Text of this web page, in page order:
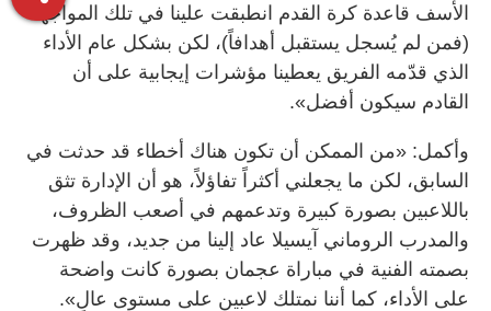
الأسف قاعدة كرة القدم انطبقت علينا في تلك المواجهة
(فمن لم يُسجل يستقبل أهدافاً)، لكن بشكل عام الأداء
الذي قدّمه الفريق يعطينا مؤشرات إيجابية على أن
القادم سيكون أفضل».
وأكمل: «من الممكن أن تكون هناك أخطاء قد حدثت في
السابق، لكن ما يجعلني أكثراً تفاؤلاً، هو أن الإدارة تثق
باللاعبين بصورة كبيرة وتدعمهم في أصعب الظروف،
والمدرب الروماني آيسيلا عاد إلينا من جديد، وقد ظهرت
بصمته الفنية في مباراة عجمان بصورة كانت واضحة
على الأداء، كما أننا نمتلك لاعبين على مستوى عالٍ».